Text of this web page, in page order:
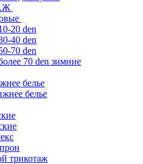
20 den
40 den
70 den
70 den зимние
белье
белье
трикотаж